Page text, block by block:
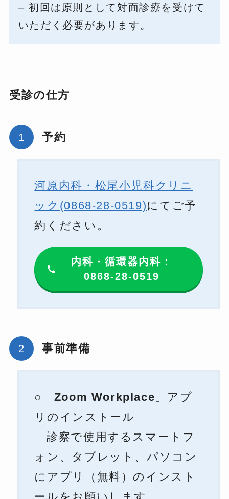
– 初回は原則として対面診療を受けて
いただく必要があります。
受診の仕方
予約
河原内科・松尾小児科クリニ
ック(0868-28-0519)にてご予
約ください。
内科・循環器内科：
0868-28-0519
事前準備
○ 「 Zoom Workplace 」アプ
リのインストール
診察で使用するスマートフ
ォン、タブレット、パソコン
にアプリ（無料）のインスト